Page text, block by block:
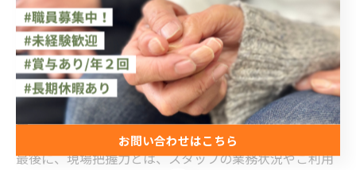
リーダーシップが重要です。例えば、長岡京市のように
高齢化が進む地域では、地域の特性を理解し、施設運営
に柔軟性を持たせる判断が求められる場面も多いです。
さらに、介護保険制度や労働基準法など関連法規を正し
く理解し、現場に落とし込む法令遵守意識が不可欠で
す。
最後に、現場把握力とは、スタッフの業務状況やご利用
お問い合わせはこちら